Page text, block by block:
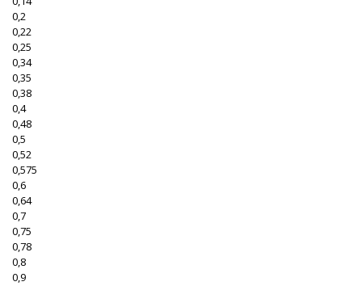
0,2
0,22
0,25
0,34
0,35
0,38
0,4
0,48
0,5
0,52
0,575
0,6
0,64
0,7
0,75
0,78
0,8
0,9